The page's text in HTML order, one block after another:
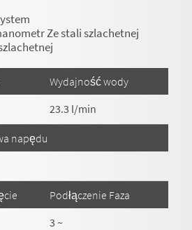
Ze stali szlachetnej
Wydajność wody
23.3 l/min
napędu
Podłączenie Faza
3 ~